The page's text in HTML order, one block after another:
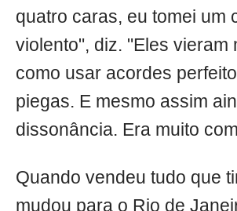
quatro caras, eu tomei um
violento", diz. "Eles vieram
como usar acordes
piegas. E mesmo assim
dissonância. Era muito
Quando vendeu tudo que
mudou para o Rio de